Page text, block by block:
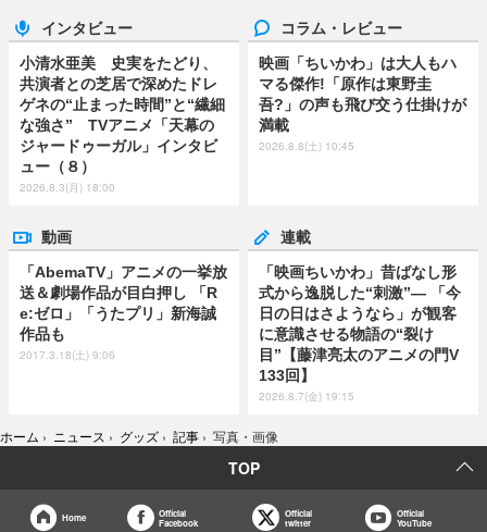
インタビュー
小清水亜美 史実をたどり、
共演者との芝居で深めたドレ
ゲネの“止まった時間”と“繊細
な強さ” TVアニメ「天幕の
ジャードゥーガル」インタビ
ュー（８）
2026.8.3(月) 18:00
コラム・レビュー
映画「ちいかわ」は大人もハ
マる傑作!「原作は東野圭
吾?」の声も飛び交う仕掛けが
満載
2026.8.8(土) 10:45
動画
「AbemaTV」アニメの一挙放
送＆劇場作品が目白押し 「R
e:ゼロ」「うたプリ」新海誠
作品も
2017.3.18(土) 9:06
連載
「映画ちいかわ」昔ばなし形
式から逸脱した“刺激”― 「今
日の日はさようなら」が観客
に意識させる物語の“裂け
目”【藤津亮太のアニメの門V
133回】
2026.8.7(金) 19:15
ホーム › ニュース › グッズ › 記事 › 写真・画像
TOP
Home
Official
Facebook
Official
twitter
Official
YouTube